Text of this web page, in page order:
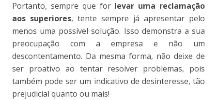
Portanto, sempre que for levar uma reclamação
aos superiores, tente sempre já apresentar pelo
menos uma possível solução. Isso demonstra a sua
preocupação com a empresa e não um
descontentamento. Da mesma forma, não deixe de
ser proativo ao tentar resolver problemas, pois
também pode ser um indicativo de desinteresse, tão
prejudicial quanto ou mais!